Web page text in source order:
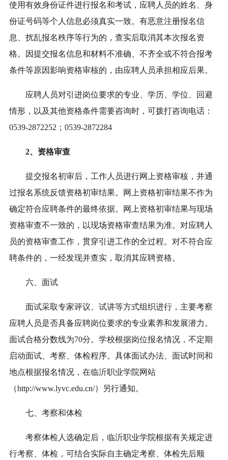
使用有效身份证件进行报名和考试，应聘人员的姓名、身
份证号码等个人信息必须真实一致。有恶意注册报名信
息、扰乱报名秩序等行为的，查实后取消其本次报名资
格。因提交报名信息和材料不准确、不齐全或不符合报考
条件等原因影响资格审核的，由应聘人员承担相应后果。
应聘人员对引进岗位要求的专业、学历、学位、回避
情形，以及其他资格条件需要咨询时，可拨打咨询电话：
0539-2872252；0539-2872284
2、 资格审查
提交报名初审后，工作人员进行网上资格审核，并通
过报名系统反馈资格初审结果。网上资格初审结果不作为
确定符合应聘条件的最终依据。网上资格初审结果与现场
资格审查不一致的，以现场资格审查结果为准。对应聘人
员的资格审查工作，贯穿引进工作的全过程。对不符合应
聘条件的，一经发现并查实，取消其应聘资格。
六、面试
面试采取专家评议、试讲等方式组织进行，主要考察
应聘人员是否具备应聘岗位要求的专业素养和发展潜力。
面试合格分数线为70分。学校根据岗位报名情况，不定期
启动面试、考察、体检程序。具体面试办法、面试时间和
地点根据报名情况，在临沂职业学院网站
（http://www.lyvc.edu.cn/）另行通知。
七、考察和体检
考察体检人选确定后，临沂职业学院根据有关规定进
行考察、体检，可结合实际自主确定考察、体检先后顺